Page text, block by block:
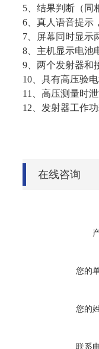
5、结果判断（同
6、真人语音提示
7、屏幕同时显示
8、主机显示电池
9、两个发射器和
10、具有高压验
11、高压测量时
12、发射器工作
在线咨询
您的
您的
联系